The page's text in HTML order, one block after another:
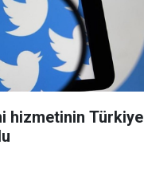
hizmetinin Türkiye